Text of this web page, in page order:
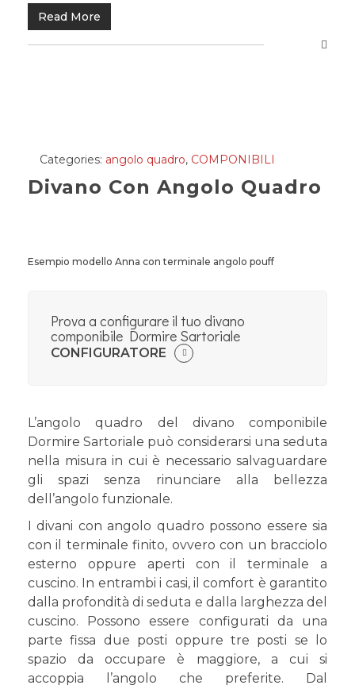
Read More
Categories: angolo quadro, COMPONIBILI
Divano Con Angolo Quadro
Esempio modello Anna con terminale angolo pouff
Prova a configurare il tuo divano
componibile Dormire Sartoriale
CONFIGURATORE
L’angolo quadro del divano componibile
Dormire Sartoriale può considerarsi una seduta
nella misura in cui è necessario salvaguardare
gli spazi senza rinunciare alla bellezza
dell’angolo funzionale.
I divani con angolo quadro possono essere sia
con il terminale finito, ovvero con un bracciolo
esterno oppure aperti con il terminale a
cuscino. In entrambi i casi, il comfort è garantito
dalla profondità di seduta e dalla larghezza del
cuscino. Possono essere configurati da una
parte fissa due posti oppure tre posti se lo
spazio da occupare è maggiore, a cui si
accoppia l’angolo che preferite. Dal